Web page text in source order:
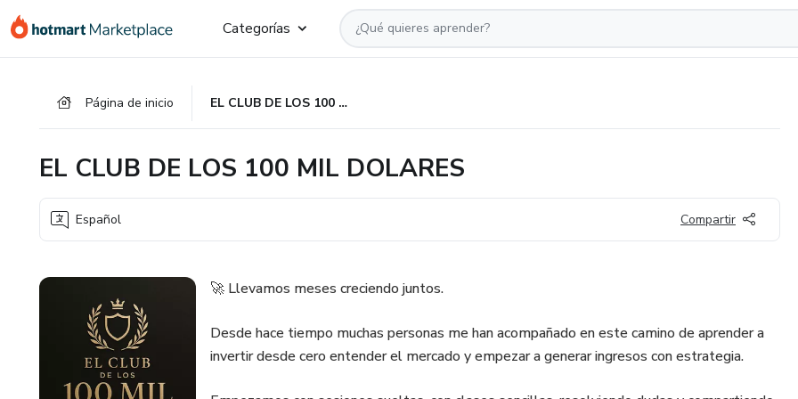
Categorías
Página de inicio EL CLUB DE LOS 100 MIL DOLARES
EL CLUB DE LOS 100 MIL DOLARES
Español Compartir
🚀 Llevamos meses creciendo juntos.
Desde hace tiempo muchas personas me han acompañado en este camino de aprender a
invertir desde cero entender el mercado y empezar a generar ingresos con estrategia.